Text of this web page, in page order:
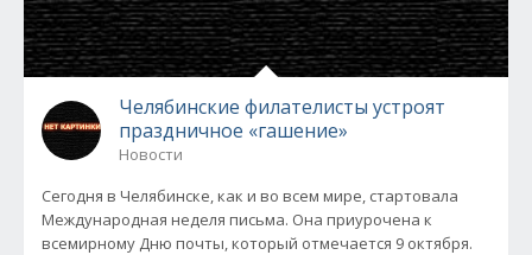
Челябинские филателисты устроят
праздничное «гашение»
Новости
Сегодня в Челябинске, как и во всем мире, стартовала
Международная неделя письма. Она приурочена к
всемирному Дню почты, который отмечается 9 октября.